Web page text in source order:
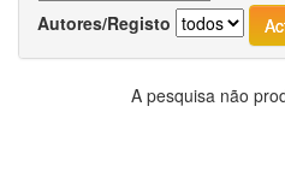
Autores/Registo
A pesquisa não